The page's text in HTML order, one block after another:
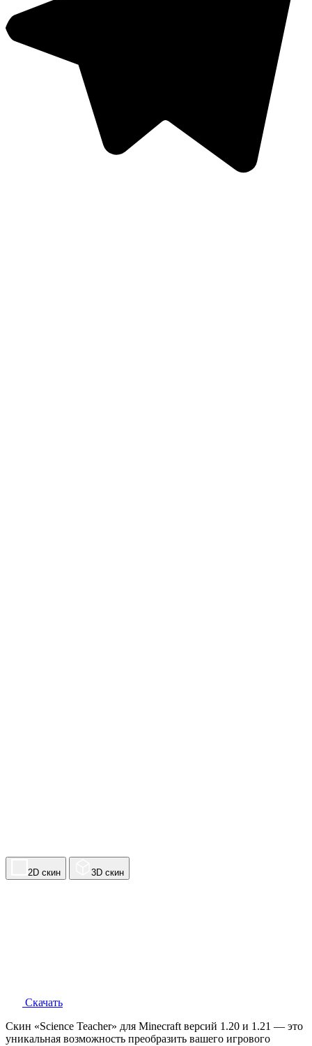
2D скин 3D скин
Скачать
Скин «Science Teacher» для Minecraft версий 1.20 и 1.21 — это
уникальная возможность преобразить вашего игрового